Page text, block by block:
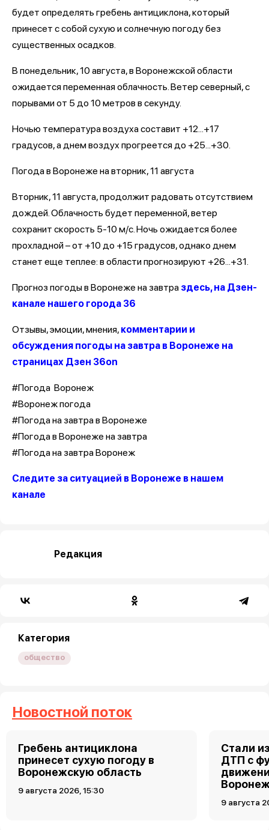
будет определять гребень антициклона, который
принесет с собой сухую и солнечную погоду без
существенных осадков.
В понедельник, 10 августа, в Воронежской области
ожидается переменная облачность. Ветер северный, с
порывами от 5 до 10 метров в секунду.
Ночью температура воздуха составит +12...+17
градусов, а днем воздух прогреется до +25...+30.
Погода в Воронеже на вторник, 11 августа
Вторник, 11 августа, продолжит радовать отсутствием
дождей. Облачность будет переменной, ветер
сохранит скорость 5-10 м/с. Ночь ожидается более
прохладной – от +10 до +15 градусов, однако днем
станет еще теплее: в области прогнозируют +26...+31.
Прогноз погоды в Воронеже на завтра здесь, на Дзен-
канале нашего города 36
Отзывы, эмоции, мнения, комментарии и
обсуждения погоды на завтра в Воронеже на
страницах Дзен 36on
#Погода Воронеж
#Воронеж погода
#Погода на завтра в Воронеже
#Погода в Воронеже на завтра
#Погода на завтра Воронеж
Следите за ситуацией в Воронеже в нашем
канале
Редакция
Категория
общество
Новостной поток
Гребень антициклона
принесет сухую погоду в
Воронежскую область
9 августа 2026, 15:30
Стали
ДТП с
9 августа